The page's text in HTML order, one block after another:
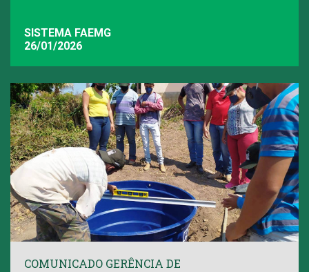
SISTEMA FAEMG
26/01/2026
COMUNICADO GERÊNCIA DE